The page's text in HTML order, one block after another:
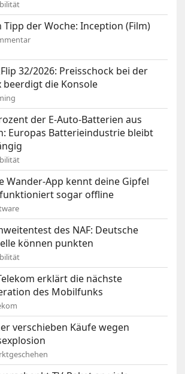
Tipp der Woche: Inception (Film)
32/2026: Preisschock bei der
beerdigt die Konsole
der E-Auto-Batterien aus
Europas Batterieindustrie bleibt
Wander-App kennt deine Gipfel
sogar offline
des NAF: Deutsche
können punkten
erklärt die nächste
des Mobilfunks
verschieben Käufe wegen